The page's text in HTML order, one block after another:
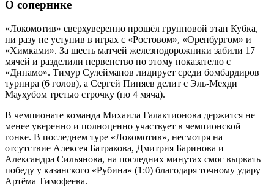
О сопернике
«Локомотив» сверхуверенно прошёл групповой этап Кубка,
ни разу не уступив в играх с «Ростовом», «Оренбургом» и
«Химками». За шесть матчей железнодорожники забили 17
мячей и разделили первенство по этому показателю с
«Динамо». Тимур Сулейманов лидирует среди бомбардиров
турнира (6 голов), а Сергей Пиняев делит с Эль-Мехди
Маухубом третью строчку (по 4 мяча).
В чемпионате команда Михаила Галактионова держится не
менее уверенно и полноценно участвует в чемпионской
гонке. В последнем туре «Локомотив», несмотря на
отсутствие Алексея Батракова, Дмитрия Баринова и
Александра Сильянова, на последних минутах смог вырвать
победу у казанского «Рубина» (1:0) благодаря точному удару
Артёма Тимофеева.